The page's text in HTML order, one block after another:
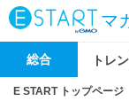
マ
総合 トレ
E START トップページ